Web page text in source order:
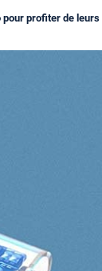
pour profiter de